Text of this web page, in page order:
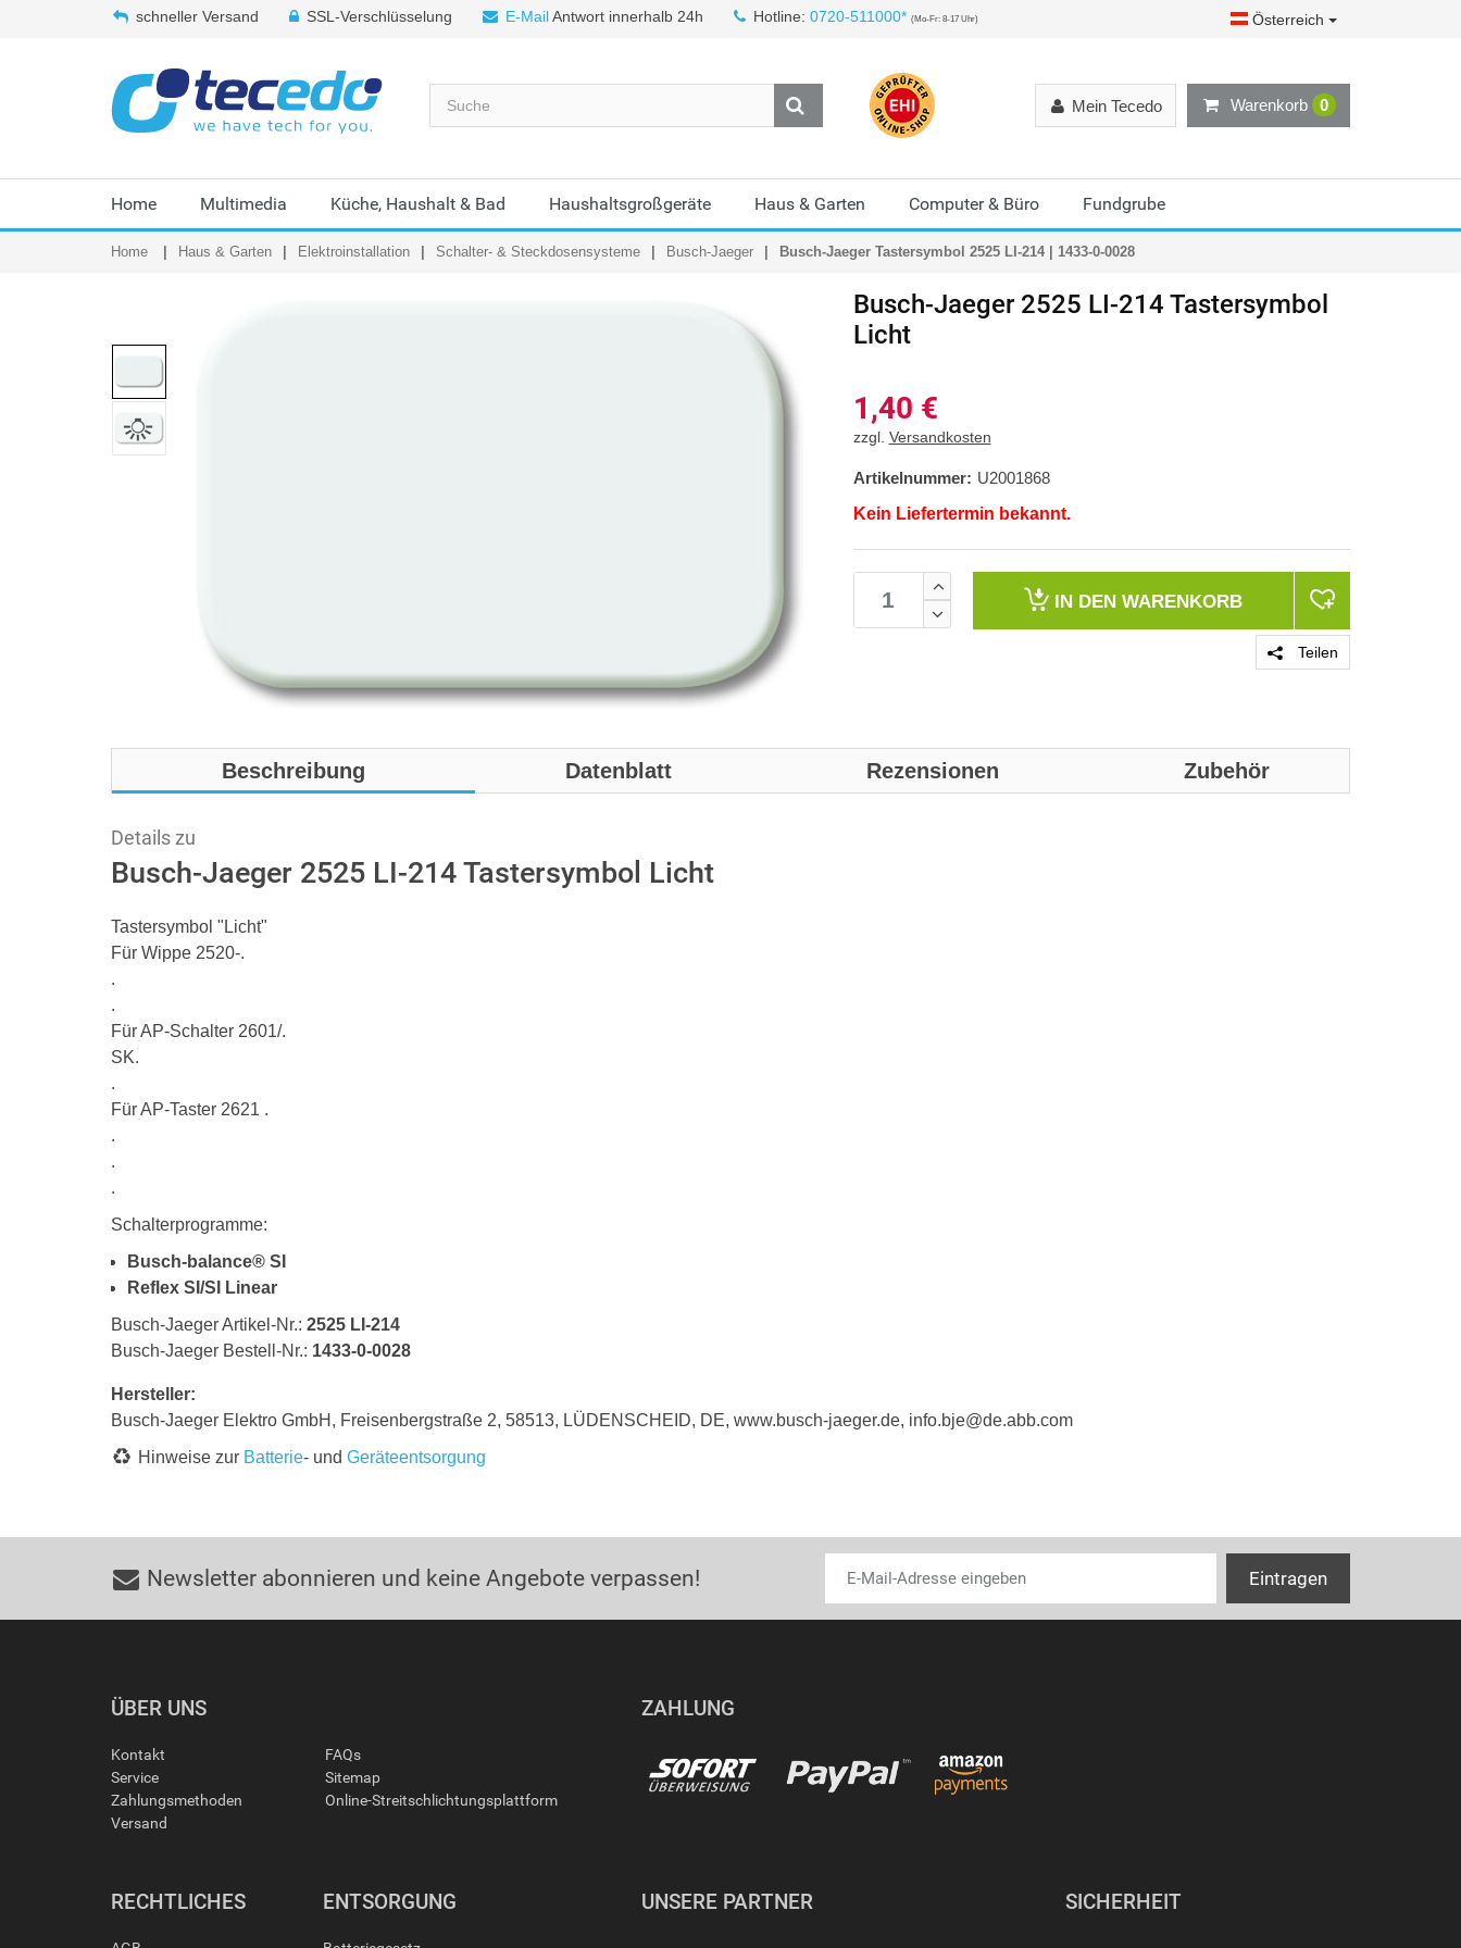
schneller Versand SSL-Verschlüsselung E-MailAntwort innerhalb 24h Hotline: 0720-511000* (Mo-Fr: 8-17 Uhr) Österreich
Warenkorb 0
Mein Tecedo
Home Multimedia Küche, Haushalt & Bad Haushaltsgroßgeräte Haus & Garten Computer & Büro Fundgrube
Home Haus & Garten Elektroinstallation Schalter- & Steckdosensysteme Busch-Jaeger Busch-Jaeger Tastersymbol 2525 LI-214 | 1433-0-0028
Busch-Jaeger 2525 LI-214 Tastersymbol
Licht
1,40 €
zzgl. Versandkosten
Artikelnummer: U2001868
Kein Liefertermin bekannt.
IN DEN WARENKORB
Teilen
Beschreibung Datenblatt Rezensionen Zubehör
Details zu
Busch-Jaeger 2525 LI-214 Tastersymbol Licht
Tastersymbol "Licht"
Für Wippe 2520-.
.
.
Für AP-Schalter 2601/.
SK.
.
Für AP-Taster 2621 .
.
.
.
Schalterprogramme:
Busch-balance® SI
Reflex SI/SI Linear
Busch-Jaeger Artikel-Nr.: 2525 LI-214
Busch-Jaeger Bestell-Nr.: 1433-0-0028
Hersteller:
Busch-Jaeger Elektro GmbH, Freisenbergstraße 2, 58513, LÜDENSCHEID, DE, www.busch-jaeger.de, info.bje@de.abb.com
Hinweise zur Batterie- und Geräteentsorgung
Newsletter abonnieren und keine Angebote verpassen!
ÜBER UNS
Kontakt
Service
Zahlungsmethoden
Versand
FAQs
Sitemap
Online-Streitschlichtungsplattform
ZAHLUNG
RECHTLICHES ENTSORGUNG UNSERE PARTNER SICHERHEIT